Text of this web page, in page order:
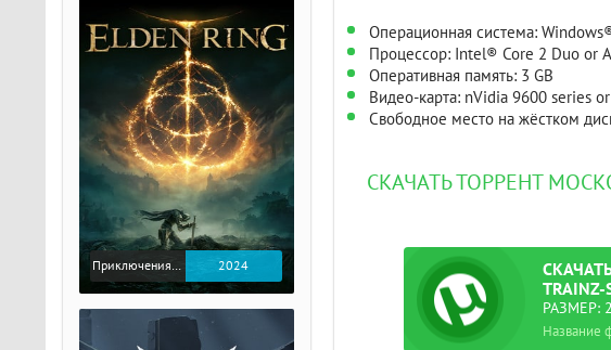
Операционная система:
Процессор: Intel® Core 2 Duo or
Оперативная память: 3 GB
Видео-карта: nVidia 9600 series
Свободное место на жёстком
СКАЧАТЬ ТОРРЕНТ
TRAINZ-
РАЗМЕР:
Приключения / Экшен / Ролевые 2024